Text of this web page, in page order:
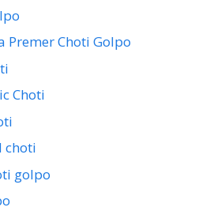
Premer Choti Golpo
Choti
choti
golpo